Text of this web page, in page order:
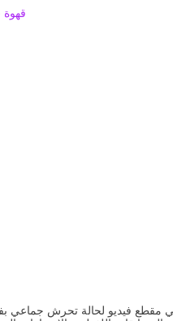
قهوة
مقطع فيديو لحالة تحرش جماعي